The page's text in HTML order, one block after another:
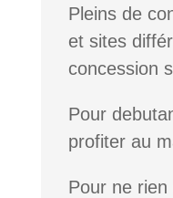
Pleins de
et sites
concession
Pour
profiter au
Pour ne